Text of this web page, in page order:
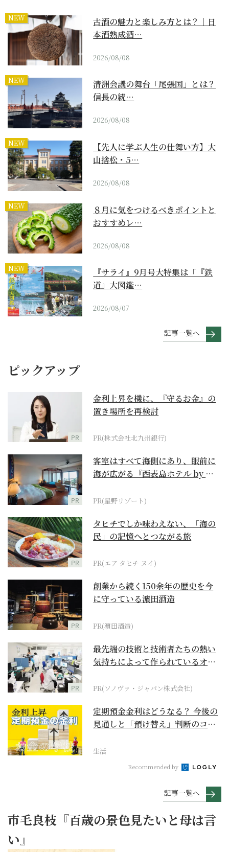
NEW
古酒の魅力と楽しみ方とは？｜日
本酒熟成酒…
2026/08/08
NEW
清洲会議の舞台「尾張国」とは？
信長の統…
2026/08/08
NEW
【先人に学ぶ人生の仕舞い方】大
山捨松・5…
2026/08/08
NEW
８月に気をつけるべきポイントと
おすすめレ…
2026/08/08
NEW
『サライ』9月号大特集は「『鉄
道』大図鑑…
2026/08/07
記事一覧へ
ピックアップ
PR
金利上昇を機に、『守るお金』の
置き場所を再検討
PR(株式会社北九州銀行)
PR
客室はすべて海側にあり、眼前に
海が広がる『西表島ホテル by 星
PR(星野リゾート)
PR
タヒチでしか味わえない、「海の
民」の記憶へとつながる旅
PR(エア タヒチ ヌイ)
PR
創業から続く150余年の歴史を今
に守っている濵田酒造
PR(濵田酒造)
PR
最先端の技術と技術者たちの熱い
気持ちによって作られているオー
PR(ソノヴァ・ジャパン株式会社)
定期預金金利はどうなる？ 今後の
見通しと「預け替え」判断のコツ
生活
Recommended by
記事一覧へ
市毛良枝『百歳の景色見たいと母は言
い』